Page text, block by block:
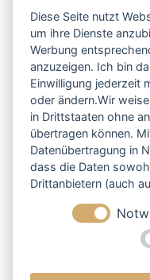
Diese Seite nutzt
um ihre Dienste
Werbung
anzuzeigen. Ich bin
Einwilligung jederzeit
oder ändern.Wir
in Drittstaaten ohne
übertragen können.
Datenübertragung in
dass die Daten
Drittanbietern (auch
selbstverständlich